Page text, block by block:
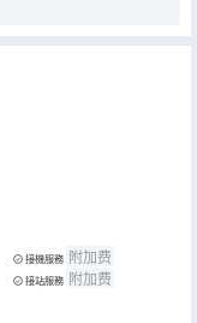
接機服務 附加费
接站服務 附加费